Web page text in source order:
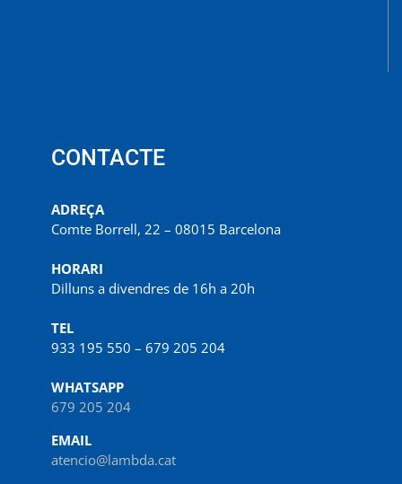
CONTACTE
ADREÇA
Comte Borrell, 22 – 08015 Barcelona
HORARI
Dilluns a divendres de 16h a 20h
TEL
933 195 550 – 679 205 204
WHATSAPP
679 205 204
EMAIL
atencio@lambda.cat